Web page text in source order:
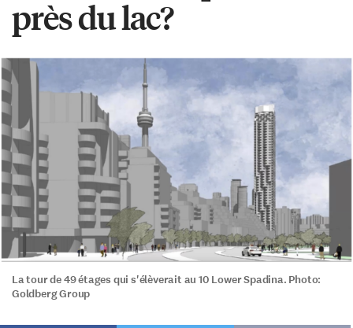
près du lac?
La tour de 49 étages qui s'élèverait au 10 Lower Spadina. Photo:
Goldberg Group